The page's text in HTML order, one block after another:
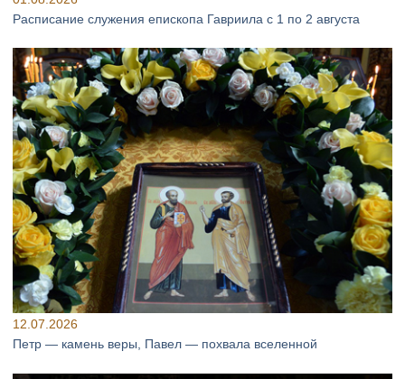
Расписание служения епископа Гавриила с 1 по 2 августа
12.07.2026
Петр — камень веры, Павел — похвала вселенной